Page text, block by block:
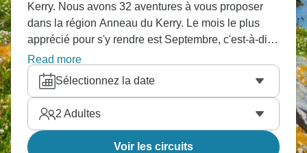
Kerry. Nous avons 32 aventures à vous proposer
dans la région Anneau du Kerry. Le mois le plus
apprécié pour s'y rendre est Septembre, c'est-à-dire
le mois qui compte le plus grand nombre de
départs.
Read more
Sélectionnez la date
2 Adultes
Voir les circuits